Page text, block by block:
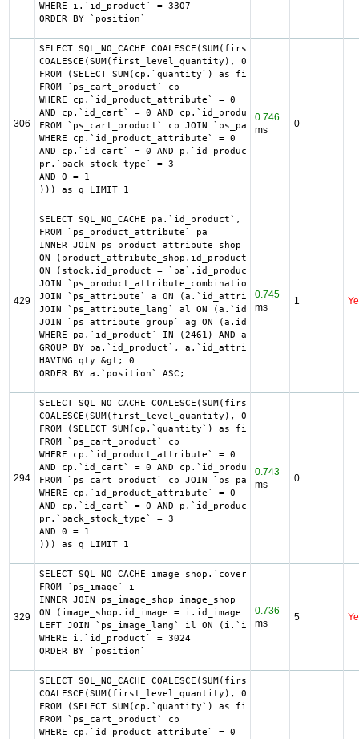
WHERE i.`id_product` = 3307
ORDER BY `position`
306
SELECT SQL_NO_CACHE
COALESCE(SUM(first_level_quantity), 0) as quantity
FROM (SELECT SUM(cp.`quantity`) as
FROM `ps_cart_product` cp
WHERE cp.`id_product_attribute` = 0
AND cp.`id_cart` = 0 AND cp.`id_product` = 2881
FROM `ps_cart_product` cp JOIN `ps_pack` p ON
WHERE cp.`id_product_attribute` = 0
AND cp.`id_cart` = 0 AND p.`id_product_item` = 2881
pr.`pack_stock_type` = 3
AND 0 = 1
))) as q LIMIT 1
0.746
ms
0
429
SELECT SQL_NO_CACHE pa.`id_product`, a.`color`,
FROM `ps_product_attribute` pa
INNER JOIN ps_product_attribute_shop
ON (product_attribute_shop.id_product_attribute =
ON (stock.id_product = `pa`.id_product AND
JOIN `ps_product_attribute_combination` pac ON
JOIN `ps_attribute` a ON (a.`id_attribute` =
JOIN `ps_attribute_lang` al ON (a.`id_attribute` =
JOIN `ps_attribute_group` ag ON (a.id_attribute_group =
WHERE pa.`id_product` IN (2461) AND ag.`is_color_group`
GROUP BY pa.`id_product`, a.`id_attribute`, `group_by`
HAVING qty &gt; 0
ORDER BY a.`position` ASC;
0.745
ms
1
294
SELECT SQL_NO_CACHE
COALESCE(SUM(first_level_quantity), 0) as quantity
FROM (SELECT SUM(cp.`quantity`) as
FROM `ps_cart_product` cp
WHERE cp.`id_product_attribute` = 0
AND cp.`id_cart` = 0 AND cp.`id_product` = 3024
FROM `ps_cart_product` cp JOIN `ps_pack` p ON
WHERE cp.`id_product_attribute` = 0
AND cp.`id_cart` = 0 AND p.`id_product_item` = 3024
pr.`pack_stock_type` = 3
AND 0 = 1
))) as q LIMIT 1
0.743
ms
0
329
SELECT SQL_NO_CACHE image_shop.`cover`,
FROM `ps_image` i
INNER JOIN ps_image_shop image_shop
ON (image_shop.id_image = i.id_image AND
LEFT JOIN `ps_image_lang` il ON (i.`id_image` =
WHERE i.`id_product` = 3024
ORDER BY `position`
0.736
ms
5
SELECT SQL_NO_CACHE
COALESCE(SUM(first_level_quantity), 0) as quantity
FROM (SELECT SUM(cp.`quantity`) as
FROM `ps_cart_product` cp
WHERE cp.`id_product_attribute` = 0